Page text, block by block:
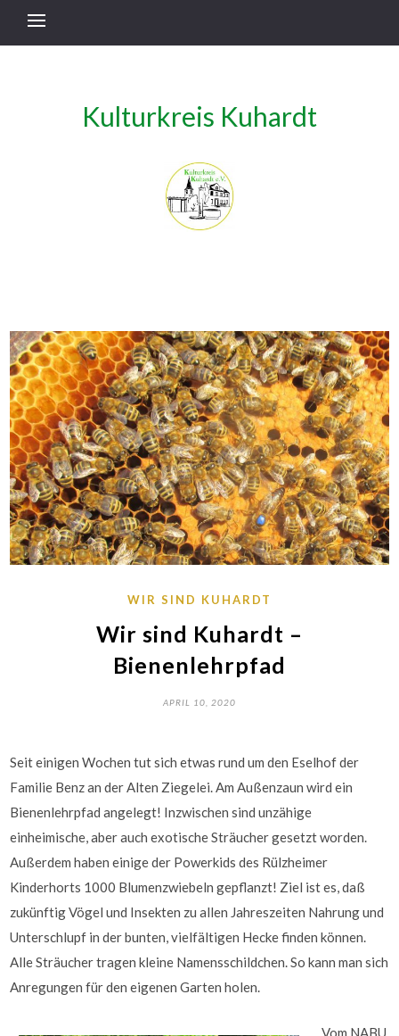
Kulturkreis Kuhardt
WIR SIND KUHARDT
Wir sind Kuhardt –
Bienenlehrpfad
APRIL 10, 2020
Seit einigen Wochen tut sich etwas rund um den Eselhof der
Familie Benz an der Alten Ziegelei. Am Außenzaun wird ein
Bienenlehrpfad angelegt! Inzwischen sind unzähige
einheimische, aber auch exotische Sträucher gesetzt worden.
Außerdem haben einige der Powerkids des Rülzheimer
Kinderhorts 1000 Blumenzwiebeln gepflanzt! Ziel ist es, daß
zukünftig Vögel und Insekten zu allen Jahreszeiten Nahrung und
Unterschlupf in der bunten, vielfältigen Hecke finden können.
Alle Sträucher tragen kleine Namensschildchen. So kann man sich
Anregungen für den eigenen Garten holen.
Vom NABU